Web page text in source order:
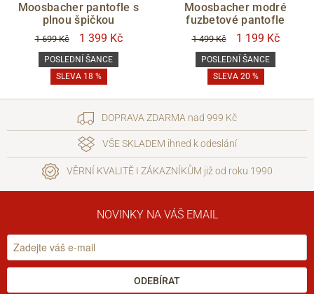
Zlevněno
POSLEDNÍ ŠANCE
ano
Filtrovat
Moosbacher pantofle s
plnou špičkou
1 699 Kč 1 399 Kč
POSLEDNÍ ŠANCE
SLEVA 18 %
Moosbacher modré
fuzbetové pantofle
1 499 Kč 1 199 Kč
POSLEDNÍ ŠANCE
SLEVA 20 %
DOPRAVA ZDARMA nad 999 Kč
VŠE SKLADEM ihned k odeslání
VĚRNÍ KVALITĚ I ZÁKAZNÍKŮM již od roku 1990
NOVINKY NA VÁŠ EMAIL
ODEBÍRAT